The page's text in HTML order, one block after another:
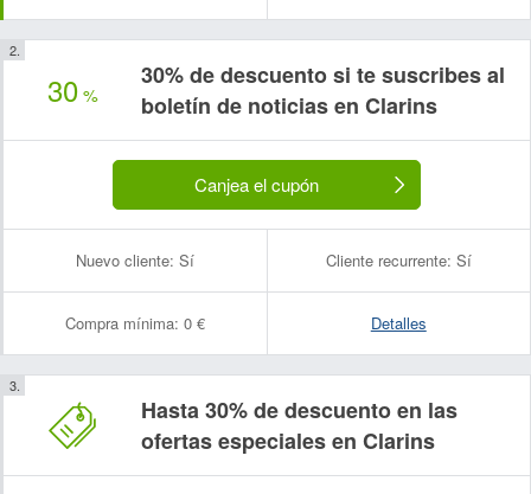
30 %
30% de descuento si te suscribes al
boletín de noticias en Clarins
Canjea el cupón
Nuevo cliente: Sí Cliente recurrente: Sí
Compra mínima: 0 € Detalles
Hasta 30% de descuento en las
ofertas especiales en Clarins